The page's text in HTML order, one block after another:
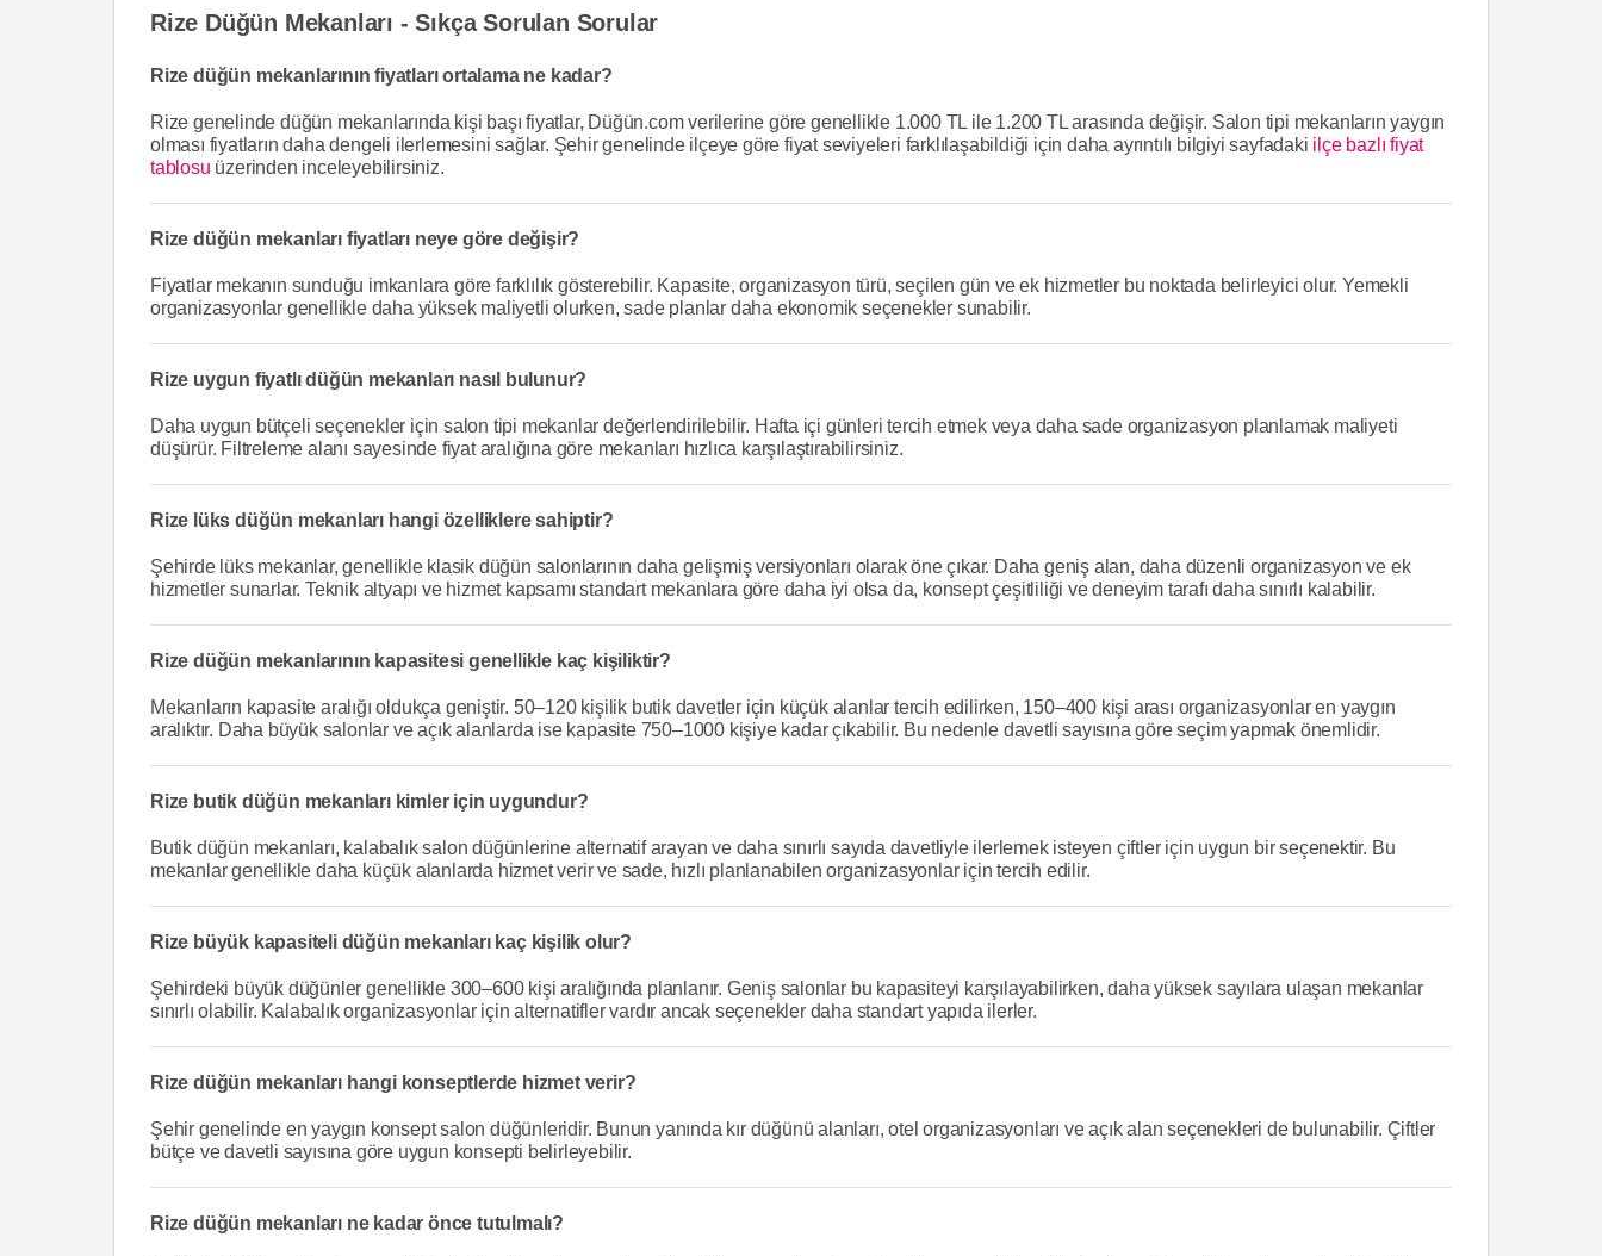
Rize Düğün Mekanları - Sıkça Sorulan Sorular
Rize düğün mekanlarının fiyatları ortalama ne kadar?
Rize genelinde düğün mekanlarında kişi başı fiyatlar, Düğün.com verilerine göre genellikle 1.000 TL ile 1.200 TL arasında değişir. Salon tipi mekanların yaygın
olması fiyatların daha dengeli ilerlemesini sağlar. Şehir genelinde ilçeye göre fiyat seviyeleri farklılaşabildiği için daha ayrıntılı bilgiyi sayfadaki ilçe bazlı fiyat
tablosu üzerinden inceleyebilirsiniz.
Rize düğün mekanları fiyatları neye göre değişir?
Fiyatlar mekanın sunduğu imkanlara göre farklılık gösterebilir. Kapasite, organizasyon türü, seçilen gün ve ek hizmetler bu noktada belirleyici olur. Yemekli
organizasyonlar genellikle daha yüksek maliyetli olurken, sade planlar daha ekonomik seçenekler sunabilir.
Rize uygun fiyatlı düğün mekanları nasıl bulunur?
Daha uygun bütçeli seçenekler için salon tipi mekanlar değerlendirilebilir. Hafta içi günleri tercih etmek veya daha sade organizasyon planlamak maliyeti
düşürür. Filtreleme alanı sayesinde fiyat aralığına göre mekanları hızlıca karşılaştırabilirsiniz.
Rize lüks düğün mekanları hangi özelliklere sahiptir?
Şehirde lüks mekanlar, genellikle klasik düğün salonlarının daha gelişmiş versiyonları olarak öne çıkar. Daha geniş alan, daha düzenli organizasyon ve ek
hizmetler sunarlar. Teknik altyapı ve hizmet kapsamı standart mekanlara göre daha iyi olsa da, konsept çeşitliliği ve deneyim tarafı daha sınırlı kalabilir.
Rize düğün mekanlarının kapasitesi genellikle kaç kişiliktir?
Mekanların kapasite aralığı oldukça geniştir. 50–120 kişilik butik davetler için küçük alanlar tercih edilirken, 150–400 kişi arası organizasyonlar en yaygın
aralıktır. Daha büyük salonlar ve açık alanlarda ise kapasite 750–1000 kişiye kadar çıkabilir. Bu nedenle davetli sayısına göre seçim yapmak önemlidir.
Rize butik düğün mekanları kimler için uygundur?
Butik düğün mekanları, kalabalık salon düğünlerine alternatif arayan ve daha sınırlı sayıda davetliyle ilerlemek isteyen çiftler için uygun bir seçenektir. Bu
mekanlar genellikle daha küçük alanlarda hizmet verir ve sade, hızlı planlanabilen organizasyonlar için tercih edilir.
Rize büyük kapasiteli düğün mekanları kaç kişilik olur?
Şehirdeki büyük düğünler genellikle 300–600 kişi aralığında planlanır. Geniş salonlar bu kapasiteyi karşılayabilirken, daha yüksek sayılara ulaşan mekanlar
sınırlı olabilir. Kalabalık organizasyonlar için alternatifler vardır ancak seçenekler daha standart yapıda ilerler.
Rize düğün mekanları hangi konseptlerde hizmet verir?
Şehir genelinde en yaygın konsept salon düğünleridir. Bunun yanında kır düğünü alanları, otel organizasyonları ve açık alan seçenekleri de bulunabilir. Çiftler
bütçe ve davetli sayısına göre uygun konsepti belirleyebilir.
Rize düğün mekanları ne kadar önce tutulmalı?